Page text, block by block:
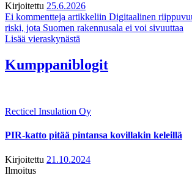
Kirjoitettu 25.6.2026
Ei kommentteja artikkeliin Digitaalinen
riski, jota Suomen rakennusala ei voi sivuuttaa
Lisää vieraskynästä
Kumppaniblogit
Recticel Insulation Oy
PIR-katto pitää pintansa kovillakin keleillä
Kirjoitettu 21.10.2024
Ilmoitus